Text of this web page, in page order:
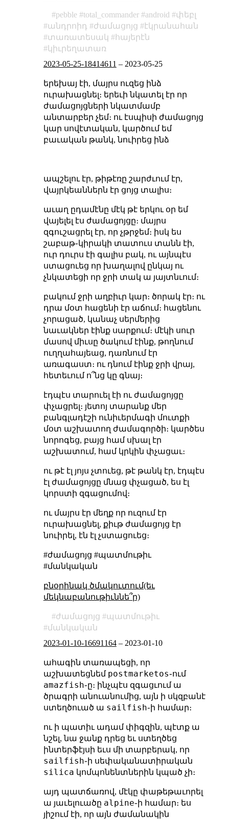
pebble total_commander android
փեբլ
անդրոիդ
ժամացոյց
էկրանահան
տառատեսակ
հայերէն
կիւրեղատառ
2023-05-25-18414611 – 2023-05-25
երեխայ էի, մայրս ուզեց ինձ
ուրախացնել։ երեւի նկատել էր որ
ժամացոյցների նկատմամբ
անտարբեր չեմ։ ու էսպիսի ժամացոյց
կար սովէտական, կարծում եմ
բաւական թանկ, նուիրեց ինձ
ապշելու էր, թիթէռը շարժւում էր,
վայրկեաններն էր ցոյց տալիս։
աւաղ ըդամէնը մէկ թէ երկու օր եմ
վայելել էս ժամացոյցը։ մայրս
զգուշացրել էր, որ չթրջեմ։ իսկ ես
շաբաթ֊կիրակի տատուս տանն էի,
ուր դուրս էի գալիս բակ, ու այնպէս
ստացուեց որ խաղալով ընկայ ու
չնկատեցի որ ջրի տակ ա յայտնւում։
բակում ջրի աղբիւր կար։ ծորակ էր։ ու
դրա մօտ հացենի էր աճում։ հացենու
չորացած, կանաչ սերմերից
նաւակներ էինք սարքում։ մէկի սուր
մասով միւսը ծակում էինք, թողնում
ուղղահայեաց, դառնում էր
առագաստ։ ու դնում էինք ջրի վրայ,
հետեւում ո՞նց կը գնայ։
էդպէս տարուել էի ու ժամացոյցը
փչացրել։ յետոյ տարանք մեր
բանգլադէշի ունիւերմագի մուտքի
մօտ աշխատող ժամագործի։ կարծես
նորոգեց, բայց համ սխալ էր
աշխատում, համ կրկին փչացաւ։
ու թէ էլ յոյս չտուեց, թէ թանկ էր, էդպէս
էլ ժամացոյցը մնաց փչացած, ես էլ
կորստի զգացումով։
ու մայրս էր մեղք որ ուզում էր
ուրախացնել, քիւթ ժամացոյց էր
նուիրել, էն էլ չստացուեց։
#ժամացոյց #պատմութիւ
#մանկական
բնօրինակ ծմակուտում(եւ
մեկնաբանութիւննե՞ր)
ժամացոյց
պատմութիւ
մանկական
2023-01-10-16691164– 2023-01-10
ահագին տառապեցի, որ
աշխատեցնեմ postmarketos֊ում
amazfish֊ը։ ինչպէս զգացւում ա
ծրագրի անուանումից, այն ի սկզբանէ
ստեղծուած ա sailfish֊ի համար։
ու ի պատիւ ադամ փիգզին, պէտք ա
նշել, նա ջանք դրեց եւ ստեղծեց
ինտերֆէյսի եւս մի տարբերակ, որ
sailfish֊ի սեփականատիրական
silica կոմպոնենտներին կպած չի։
այդ պատճառով, մէկը փաթեթաւորել
ա յաւելուածը alpine֊ի համար։ ես
յիշում էի, որ այն ժամանակին